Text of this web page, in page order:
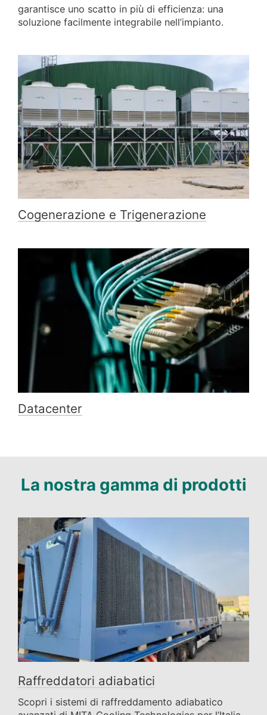
garantisce uno scatto in più di efficienza: una
soluzione facilmente integrabile nell’impianto.
Cogenerazione e Trigenerazione
Datacenter
La nostra gamma di prodotti
Raffreddatori adiabatici
Scopri i sistemi di raffreddamento adiabatico